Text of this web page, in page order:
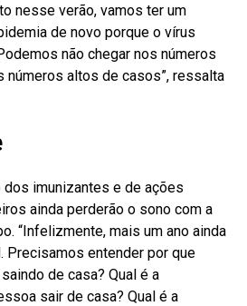
nesse verão, vamos ter um
de novo porque o vírus
não chegar nos números
números altos de casos”, ressalta
dos imunizantes e de ações
ainda perderão o sono com a
“Infelizmente, mais um ano ainda
Precisamos entender por que
de casa? Qual é a
sair de casa? Qual é a